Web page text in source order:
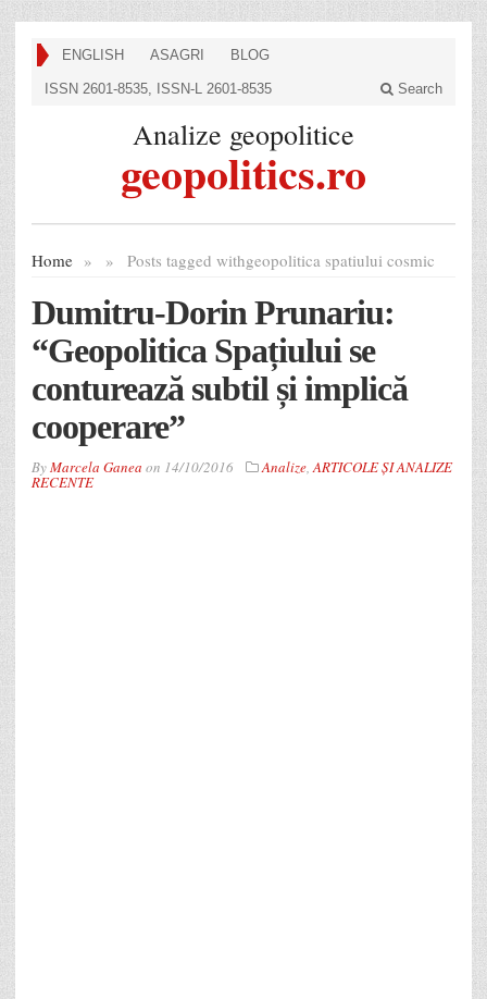
ENGLISH ASAGRI BLOG
ISSN 2601-8535, ISSN-L 2601-8535 Search
Analize geopolitice
geopolitics.ro
Home » Posts tagged with
» geopolitica spatiului cosmic
Dumitru-Dorin Prunariu:
“Geopolitica Spațiului se
conturează subtil și implică
cooperare”
ByMarcela Ganea on 14/10/2016 Analize,ARTICOLE ȘI ANALIZE
RECENTE